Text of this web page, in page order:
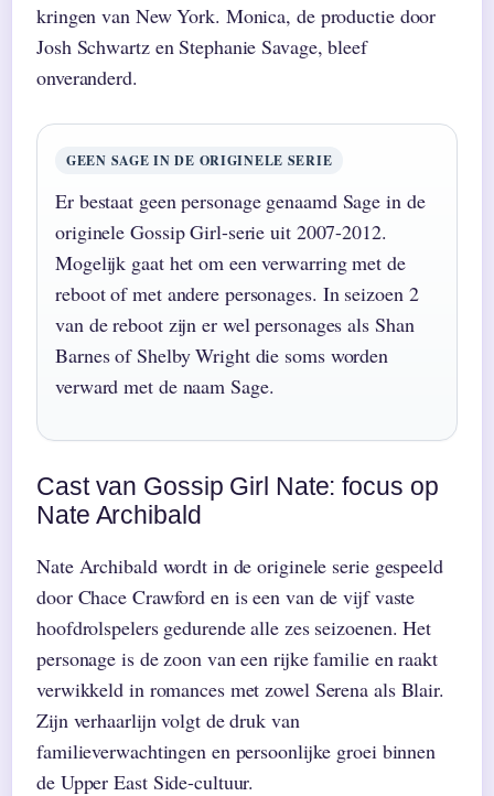
kringen van New York. Monica, de productie door
Josh Schwartz en Stephanie Savage, bleef
onveranderd.
GEEN SAGE IN DE ORIGINELE SERIE
Er bestaat geen personage genaamd Sage in de
originele Gossip Girl-serie uit 2007-2012.
Mogelijk gaat het om een verwarring met de
reboot of met andere personages. In seizoen 2
van de reboot zijn er wel personages als Shan
Barnes of Shelby Wright die soms worden
verward met de naam Sage.
Cast van Gossip Girl Nate: focus op
Nate Archibald
Nate Archibald wordt in de originele serie gespeeld
door Chace Crawford en is een van de vijf vaste
hoofdrolspelers gedurende alle zes seizoenen. Het
personage is de zoon van een rijke familie en raakt
verwikkeld in romances met zowel Serena als Blair.
Zijn verhaarlijn volgt de druk van
familieverwachtingen en persoonlijke groei binnen
de Upper East Side-cultuur.